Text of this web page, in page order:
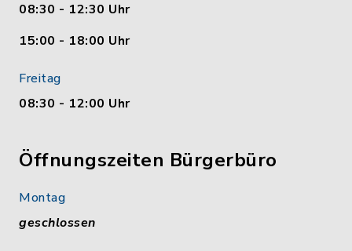
08:30 - 12:30 Uhr
15:00 - 18:00 Uhr
Freitag
08:30 - 12:00 Uhr
Öffnungszeiten Bürgerbüro
Montag
geschlossen